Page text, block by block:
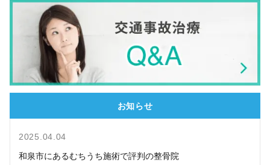
お知らせ
2025.04.04
和泉市にあるむちうち施術で評判の整骨院